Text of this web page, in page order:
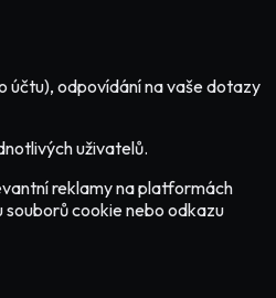
účtu), odpovídání na vaše dotazy
uživatelů.
reklamy na platformách
cookie nebo odkazu